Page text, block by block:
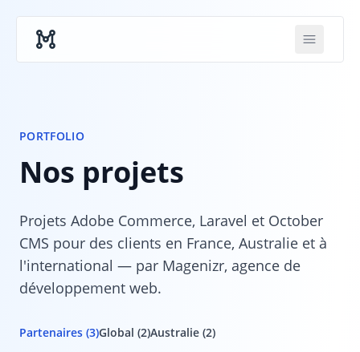
PORTFOLIO
Nos projets
Projets Adobe Commerce, Laravel et October
CMS pour des clients en France, Australie et à
l'international — par Magenizr, agence de
développement web.
Partenaires (3)Global (2)Australie (2)